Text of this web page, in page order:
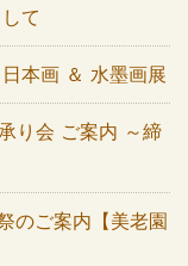
て
本画 ＆ 水墨画展
り会 ご案内 ～締
のご案内【美老園